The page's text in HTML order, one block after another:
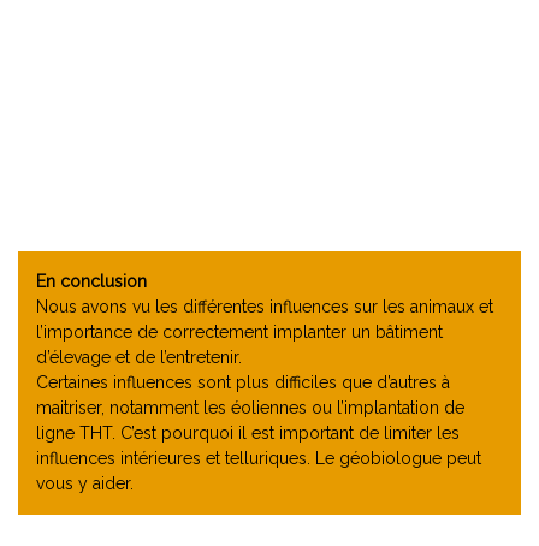
En conclusion
Nous avons vu les différentes influences sur les animaux et
l’importance de correctement implanter un bâtiment
d’élevage et de l’entretenir.
Certaines influences sont plus difficiles que d’autres à
maitriser, notamment les éoliennes ou l’implantation de
ligne THT. C’est pourquoi il est important de limiter les
influences intérieures et telluriques. Le géobiologue peut
vous y aider.